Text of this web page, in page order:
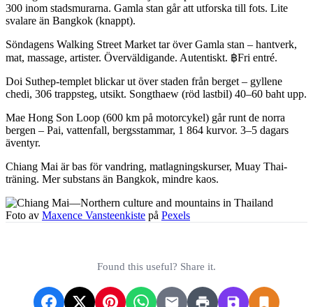
300 inom stadsmurarna. Gamla stan går att utforska till fots. Lite
svalare än Bangkok (knappt).
Söndagens Walking Street Market tar över Gamla stan – hantverk,
mat, massage, artister. Överväldigande. Autentiskt. ฿Fri entré.
Doi Suthep-templet blickar ut över staden från berget – gyllene
chedi, 306 trappsteg, utsikt. Songthaew (röd lastbil) 40–60 baht upp.
Mae Hong Son Loop (600 km på motorcykel) går runt de norra
bergen – Pai, vattenfall, bergsstammar, 1 864 kurvor. 3–5 dagars
äventyr.
Chiang Mai är bas för vandring, matlagningskurser, Muay Thai-
träning. Mer substans än Bangkok, mindre kaos.
Foto av Maxence Vansteenkiste på Pexels
Found this useful? Share it.